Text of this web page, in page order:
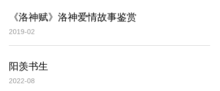
《洛神赋》洛神爱情故事鉴赏
2019-02
阳羡书生
2022-08